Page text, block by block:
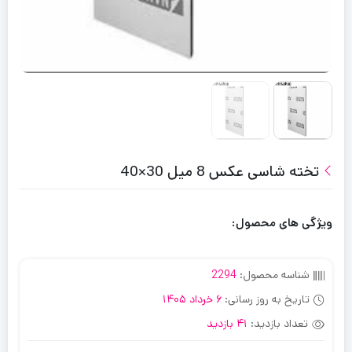
تخته شاسی عکس 8 میل 30×40
ویژگی های محصول:
شناسه محصول: 2294
تاریخ به روز رسانی: 6 خرداد 1405
تعداد بازدید: 41 بازدید